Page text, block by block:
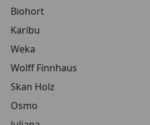
Biohort
Karibu
Weka
Wolff Finnhaus
Skan Holz
Osmo